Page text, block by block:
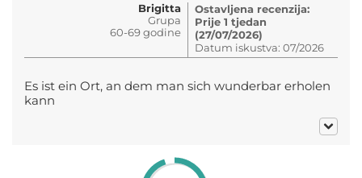
Brigitta
Grupa
60-69 godine
Ostavljena recenzija:
Prije 1 tjedan
(27/07/2026)
Datum iskustva: 07/2026
Es ist ein Ort, an dem man sich wunderbar erholen
kann